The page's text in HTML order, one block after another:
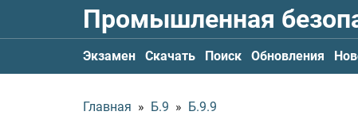
Промышленная
Экзамен Скачать Поиск Обновления
Главная » Б.9 » Б.9.9